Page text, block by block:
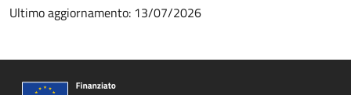
Ultimo aggiornamento: 13/07/2026